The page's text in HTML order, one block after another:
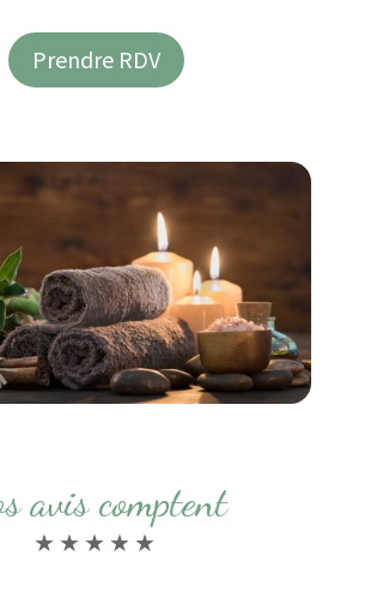
Prendre RDV
avis comptent
★★★★★